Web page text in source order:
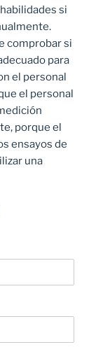
si
comprobar si
para
el personal
el personal
porque el
ensayos de
una